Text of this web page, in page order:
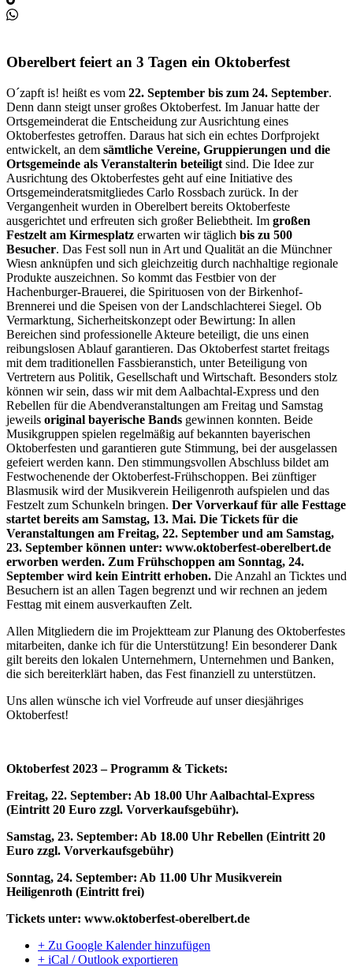
Oberelbert feiert an 3 Tagen ein Oktoberfest
O´zapft is! heißt es vom 22. September bis zum 24. September.
Denn dann steigt unser großes Oktoberfest. Im Januar hatte der
Ortsgemeinderat die Entscheidung zur Ausrichtung eines
Oktoberfestes getroffen. Daraus hat sich ein echtes Dorfprojekt
entwickelt, an dem sämtliche Vereine, Gruppierungen und die
Ortsgemeinde als Veranstalterin beteiligt sind. Die Idee zur
Ausrichtung des Oktoberfestes geht auf eine Initiative des
Ortsgemeinderatsmitgliedes Carlo Rossbach zurück. In der
Vergangenheit wurden in Oberelbert bereits Oktoberfeste
ausgerichtet und erfreuten sich großer Beliebtheit. Im großen
Festzelt am Kirmesplatz erwarten wir täglich bis zu 500
Besucher. Das Fest soll nun in Art und Qualität an die Münchner
Wiesn anknüpfen und sich gleichzeitig durch nachhaltige regionale
Produkte auszeichnen. So kommt das Festbier von der
Hachenburger-Brauerei, die Spirituosen von der Birkenhof-
Brennerei und die Speisen von der Landschlachterei Siegel. Ob
Vermarktung, Sicherheitskonzept oder Bewirtung: In allen
Bereichen sind professionelle Akteure beteiligt, die uns einen
reibungslosen Ablauf garantieren. Das Oktoberfest startet freitags
mit dem traditionellen Fassbieranstich, unter Beteiligung von
Vertretern aus Politik, Gesellschaft und Wirtschaft. Besonders stolz
können wir sein, dass wir mit dem Aalbachtal-Express und den
Rebellen für die Abendveranstaltungen am Freitag und Samstag
jeweils original bayerische Bands gewinnen konnten. Beide
Musikgruppen spielen regelmäßig auf bekannten bayerischen
Oktoberfesten und garantieren gute Stimmung, bei der ausgelassen
gefeiert werden kann. Den stimmungsvollen Abschluss bildet am
Festwochenende der Oktoberfest-Frühschoppen. Bei zünftiger
Blasmusik wird der Musikverein Heiligenroth aufspielen und das
Festzelt zum Schunkeln bringen. Der Vorverkauf für alle Festtage
startet bereits am Samstag, 13. Mai. Die Tickets für die
Veranstaltungen am Freitag, 22. September und am Samstag,
23. September können unter: www.oktoberfest-oberelbert.de
erworben werden. Zum Frühschoppen am Sonntag, 24.
September wird kein Eintritt erhoben. Die Anzahl an Ticktes und
Besuchern ist an allen Tagen begrenzt und wir rechnen an jedem
Festtag mit einem ausverkauften Zelt.
Allen Mitgliedern die im Projektteam zur Planung des Oktoberfestes
mitarbeiten, danke ich für die Unterstützung! Ein besonderer Dank
gilt bereits den lokalen Unternehmern, Unternehmen und Banken,
die sich bereiterklärt haben, das Fest finanziell zu unterstützen.
Uns allen wünsche ich viel Vorfreude auf unser diesjähriges
Oktoberfest!
Oktoberfest 2023 – Programm & Tickets:
Freitag, 22. September: Ab 18.00 Uhr Aalbachtal-Express
(Eintritt 20 Euro zzgl. Vorverkaufsgebühr).
Samstag, 23. September: Ab 18.00 Uhr Rebellen (Eintritt 20
Euro zzgl. Vorverkaufsgebühr)
Sonntag, 24. September: Ab 11.00 Uhr Musikverein
Heiligenroth (Eintritt frei)
Tickets unter: www.oktoberfest-oberelbert.de
+ Zu Google Kalender hinzufügen
+ iCal / Outlook exportieren